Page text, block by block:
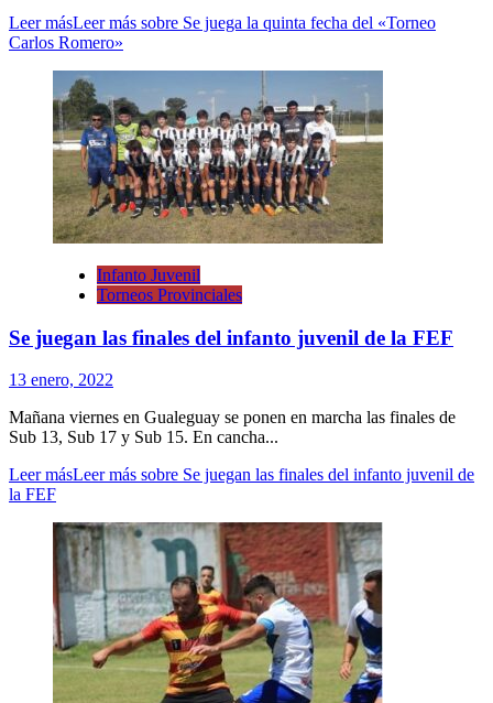
Leer másLeer más sobre Se juega la quinta fecha del «Torneo
Carlos Romero»
Infanto Juvenil
Torneos Provinciales
Se juegan las finales del infanto juvenil de la FEF
13 enero, 2022
Mañana viernes en Gualeguay se ponen en marcha las finales de
Sub 13, Sub 17 y Sub 15. En cancha...
Leer másLeer más sobre Se juegan las finales del infanto juvenil de
la FEF